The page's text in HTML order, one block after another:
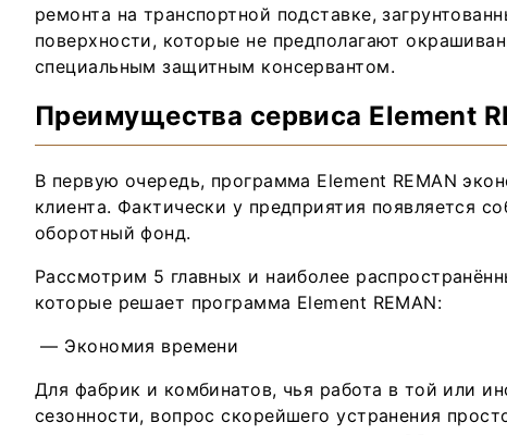
ремонта на транспортной подставке,
поверхности, которые не предполагают
специальным защитным консервантом.
Преимущества сервиса Element
В первую очередь, программа Element REMAN
клиента. Фактически у предприятия появляется
оборотный фонд.
Рассмотрим 5 главных и наиболее
которые решает программа Element REMAN:
— Экономия времени
Для фабрик и комбинатов, чья работа в той или
сезонности, вопрос скорейшего устранения